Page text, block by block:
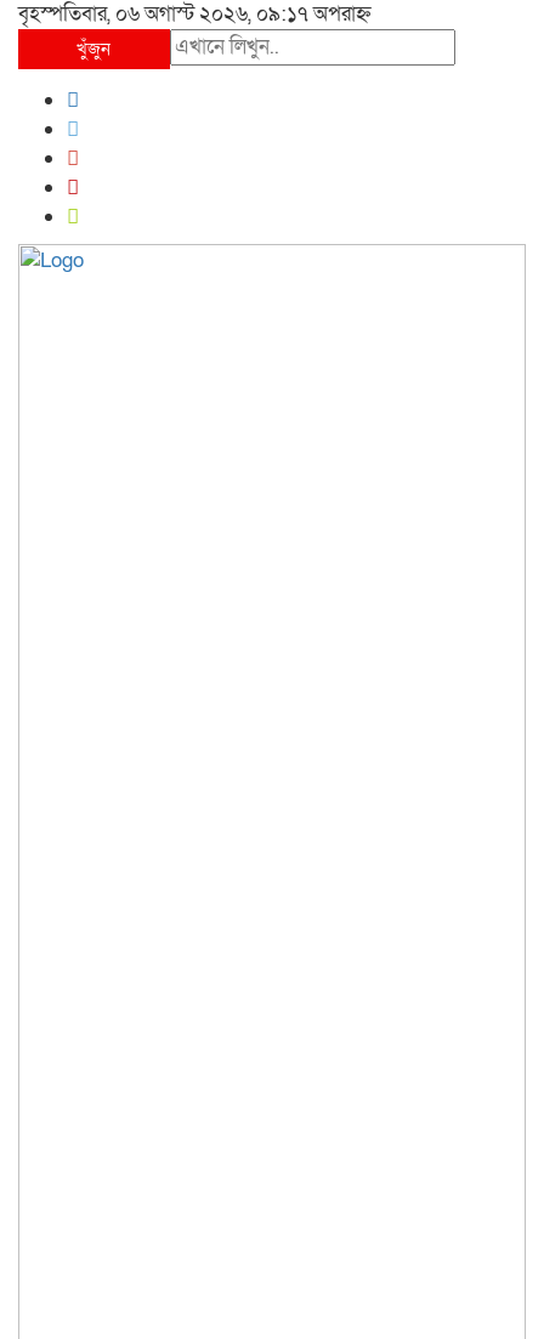
বৃহস্পতিবার, ০৬ অগাস্ট ২০২৬, ০৯:১৭ অপরাহ্ন
খুঁজুন